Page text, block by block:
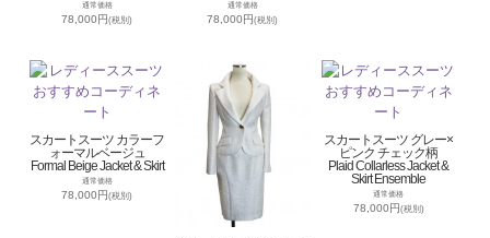
通常価格
78,000円(税別)
通常価格
78,000円(税別)
スカートスーツ カラーフ
ォーマルベージュ
Formal Beige Jacket & Skirt
通常価格
78,000円(税別)
スカートスーツ グレー×
ピンク チェック柄
Plaid Collarless Jacket &
Skirt Ensemble
通常価格
78,000円(税別)